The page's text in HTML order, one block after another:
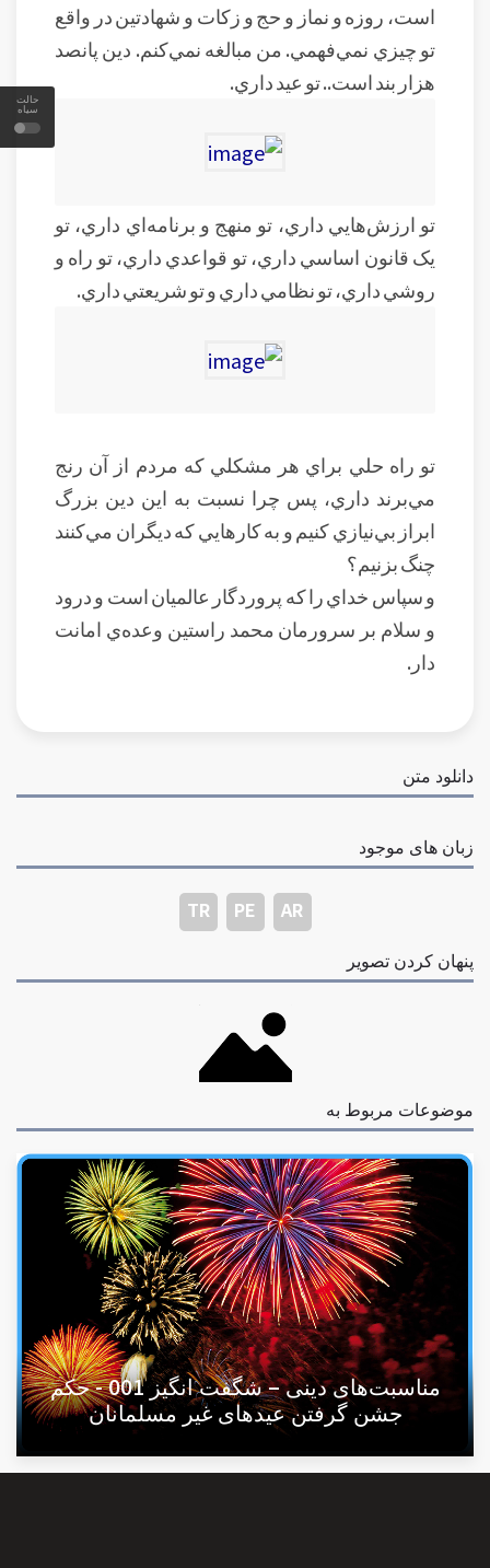
حالت
سیاه
است، روزه و نماز و حج و زکات و شهادتين در واقع
تو چيزي نمي‌فهمي. من مبالغه نمي‌کنم. دين پانصد
هزار بند است.. تو عيد داري.
تو ارزش‌هايي داري، تو منهج و برنامه‌اي داري، تو
يک قانون اساسي داري، تو قواعدي داري، تو راه و
روشي داري، تو نظامي داري و تو شريعتي داري.
تو راه حلي براي هر مشکلي که مردم از آن رنج
مي‌برند داري، پس چرا نسبت به اين دين بزرگ
ابراز بي‌نيازي کنيم و به کارهايي که ديگران مي‌کنند
چنگ بزنيم؟
و سپاس خداي را که پروردگار عالميان است و درود
و سلام بر سرورمان محمد راستين وعده‌ي امانت
دار.
دانلود متن
زبان های موجود
AR
PE
TR
پنهان کردن تصویر
موضوعات مربوط به
مناسبت‌های دينی – شگفت انگیز 001 - حكم
جشن گرفتن عیدهای غیر مسلمانان